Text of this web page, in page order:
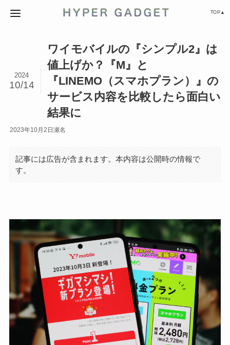
TOP▲
ワイモバイルの『シンプル2』は
値上げか？『M』と
『LINEMO（スマホプラン）』の
サービス内容を比較したら面白い
結果に
2024
10/14
2023年10月2日 瀬名
記事には広告が含まれます。本内容は公開時の情報で
す。